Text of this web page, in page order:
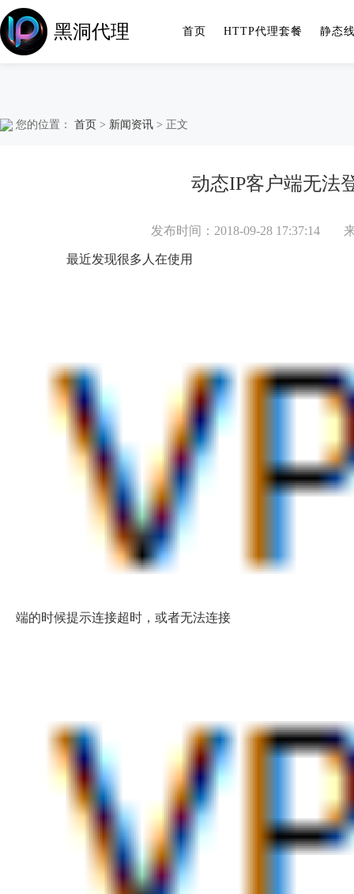
黑洞代理 首页 HTTP代理套餐 静态
您的位置： 首页 > 新闻资讯 > 正文
动态IP客户端无法
发布时间：2018-09-28 17:37:14
最近发现很多人在使用
端的时候提示连接超时，或者无法连接